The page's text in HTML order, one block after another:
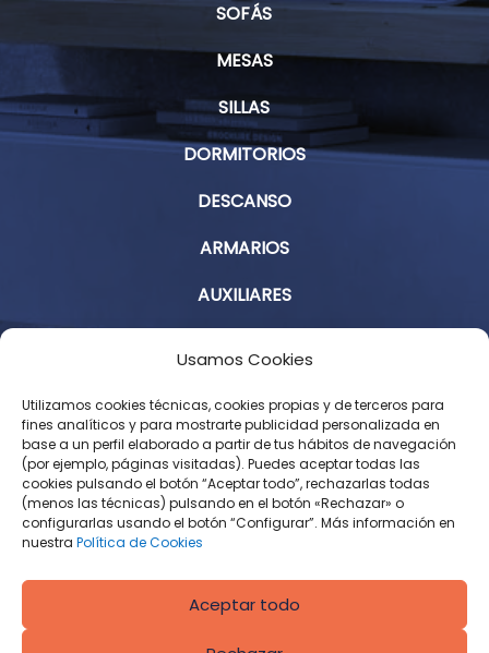
Usamos Cookies
Utilizamos cookies técnicas, cookies propias y de terceros para
fines analíticos y para mostrarte publicidad personalizada en
base a un perfil elaborado a partir de tus hábitos de navegación
(por ejemplo, páginas visitadas). Puedes aceptar todas las
cookies pulsando el botón “Aceptar todo”, rechazarlas todas
(menos las técnicas) pulsando en el botón «Rechazar» o
configurarlas usando el botón “Configurar”. Más información en
nuestra Política de Cookies
Aceptar todo
SOFÁS
MESAS
SILLAS
DORMITORIOS
DESCANSO
ARMARIOS
AUXILIARES
Aviso Legal
Política de Privacidad
Condiciones Generales de Contratación
Política de Cookies
Derecho de desistimiento